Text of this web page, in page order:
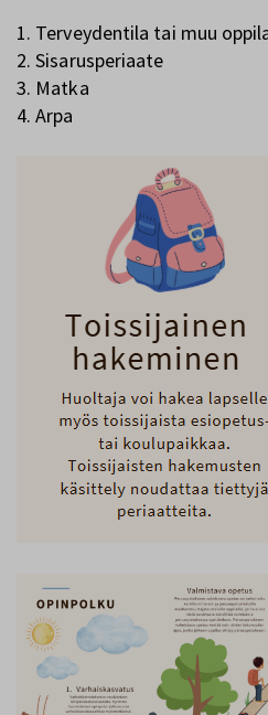
1. Terveydentila tai muu
2. Sisarusperiaate
3. Matka
4. Arpa